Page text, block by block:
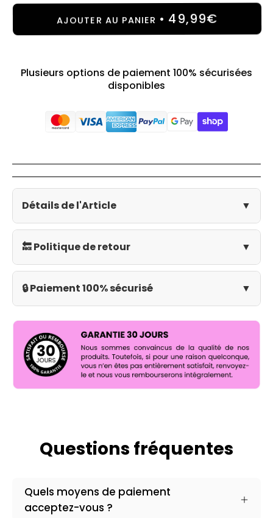
AJOUTER AU PANIER 49,99€
Plusieurs options de paiement 100% sécurisées
disponibles
Détails de l'Article ▼
🔙 Politique de retour ▼
🔒 Paiement 100% sécurisé ▼
Questions fréquentes
Quels moyens de paiement
acceptez-vous ?